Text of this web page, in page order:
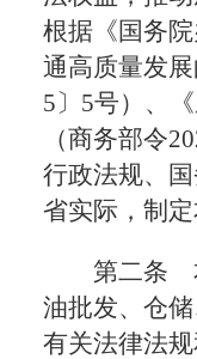
根据《国务
通高质量发
5〕5号）、
（商务部令
行政法规、
省实际，制定
第二条
油批发、仓
有关法律法规